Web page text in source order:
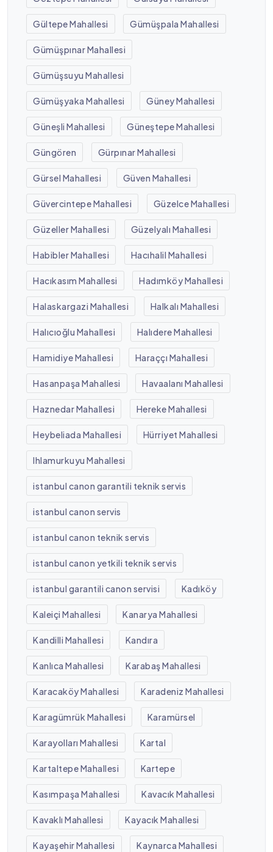
Gültepe Mahallesi Gümüşpala Mahallesi
Gümüşpınar Mahallesi
Gümüşsuyu Mahallesi
Gümüşyaka Mahallesi Güney Mahallesi
Güneşli Mahallesi Güneştepe Mahallesi
Güngören Gürpınar Mahallesi
Gürsel Mahallesi Güven Mahallesi
Güvercintepe Mahallesi Güzelce Mahallesi
Güzeller Mahallesi Güzelyalı Mahallesi
Habibler Mahallesi Hacıhalil Mahallesi
Hacıkasım Mahallesi Hadımköy Mahallesi
Halaskargazi Mahallesi Halkalı Mahallesi
Halıcıoğlu Mahallesi Halıdere Mahallesi
Hamidiye Mahallesi Haraççı Mahallesi
Hasanpaşa Mahallesi Havaalanı Mahallesi
Haznedar Mahallesi Hereke Mahallesi
Heybeliada Mahallesi Hürriyet Mahallesi
Ihlamurkuyu Mahallesi
istanbul canon garantili teknik servis
istanbul canon servis
istanbul canon teknik servis
istanbul canon yetkili teknik servis
istanbul garantili canon servisi Kadıköy
Kaleiçi Mahallesi Kanarya Mahallesi
Kandilli Mahallesi Kandıra
Kanlıca Mahallesi Karabaş Mahallesi
Karacaköy Mahallesi Karadeniz Mahallesi
Karagümrük Mahallesi Karamürsel
Karayolları Mahallesi Kartal
Kartaltepe Mahallesi Kartepe
Kasımpaşa Mahallesi Kavacık Mahallesi
Kavaklı Mahallesi Kayacık Mahallesi
Kayaşehir Mahallesi Kaynarca Mahallesi